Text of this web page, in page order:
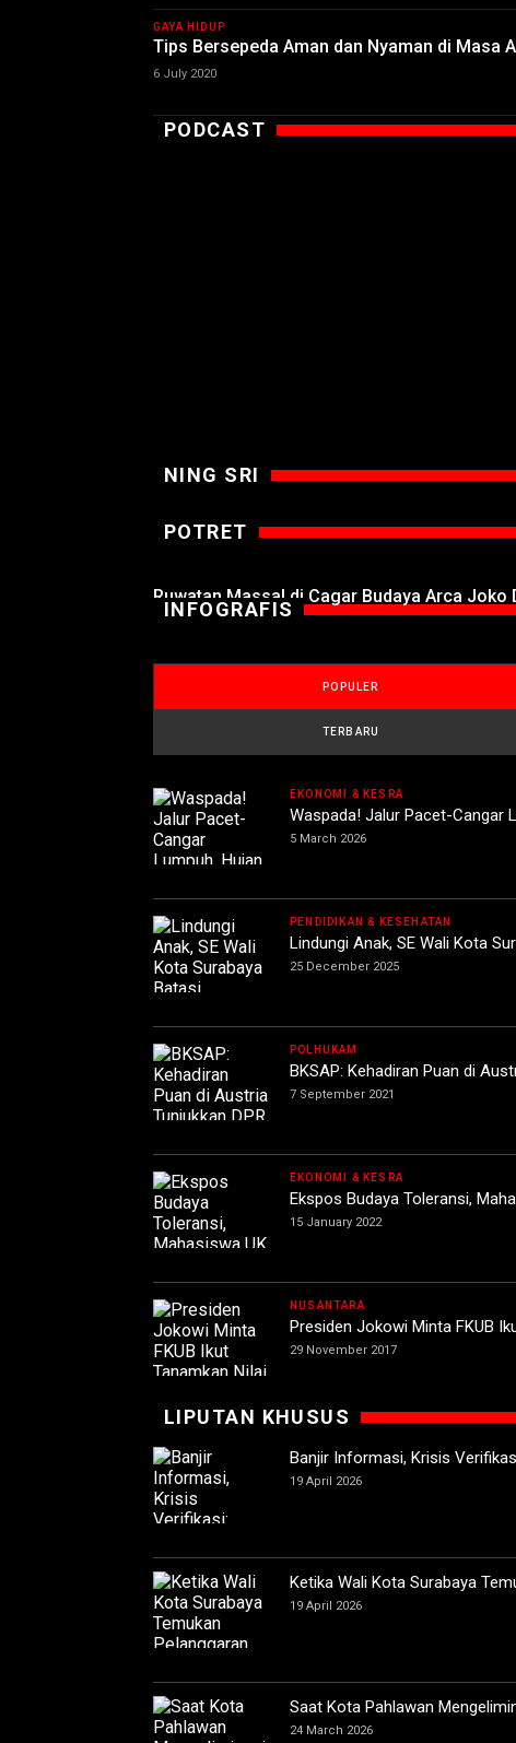
GAYA HIDUP
Tips Bersepeda Aman dan Nyaman di Masa
6 July 2020
PODCAST
NING SRI
POTRET
Ruwatan Massal di Cagar Budaya Arca Joko
INFOGRAFIS
POPULER
TERBARU
EKONOMI & KESRA
Waspada! Jalur Pacet-Cangar
5 March 2026
PENDIDIKAN & KESEHATAN
Lindungi Anak, SE Wali Kota
25 December 2025
POLHUKAM
BKSAP: Kehadiran Puan di
7 September 2021
EKONOMI & KESRA
Ekspos Budaya Toleransi,
15 January 2022
NUSANTARA
Presiden Jokowi Minta FKUB
29 November 2017
LIPUTAN KHUSUS
Banjir Informasi, Krisis
19 April 2026
Ketika Wali Kota Surabaya
19 April 2026
Saat Kota Pahlawan
24 March 2026